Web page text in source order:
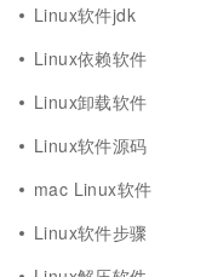
Linux软件jdk
Linux依赖软件
Linux卸载软件
Linux软件源码
mac Linux软件
Linux软件步骤